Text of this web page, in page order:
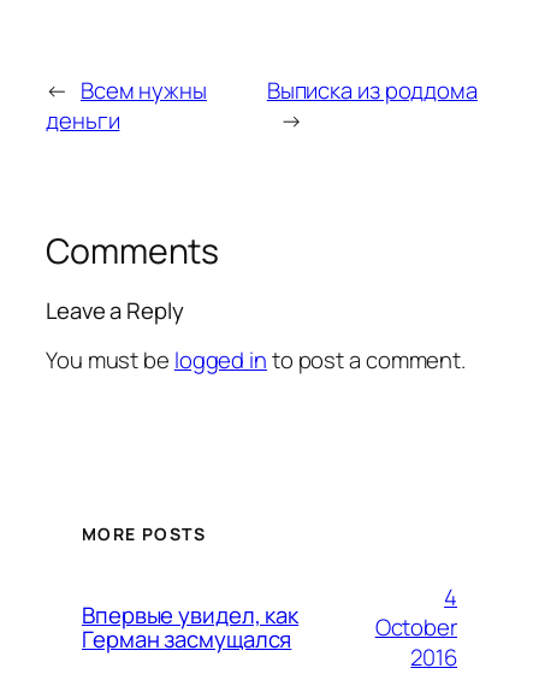
← Всем нужны
деньги
Выписка из роддома
→
Comments
Leave a Reply
You must be logged into post a comment.
MORE POSTS
Впервые увидел, как
Герман засмущался
4
October
2016